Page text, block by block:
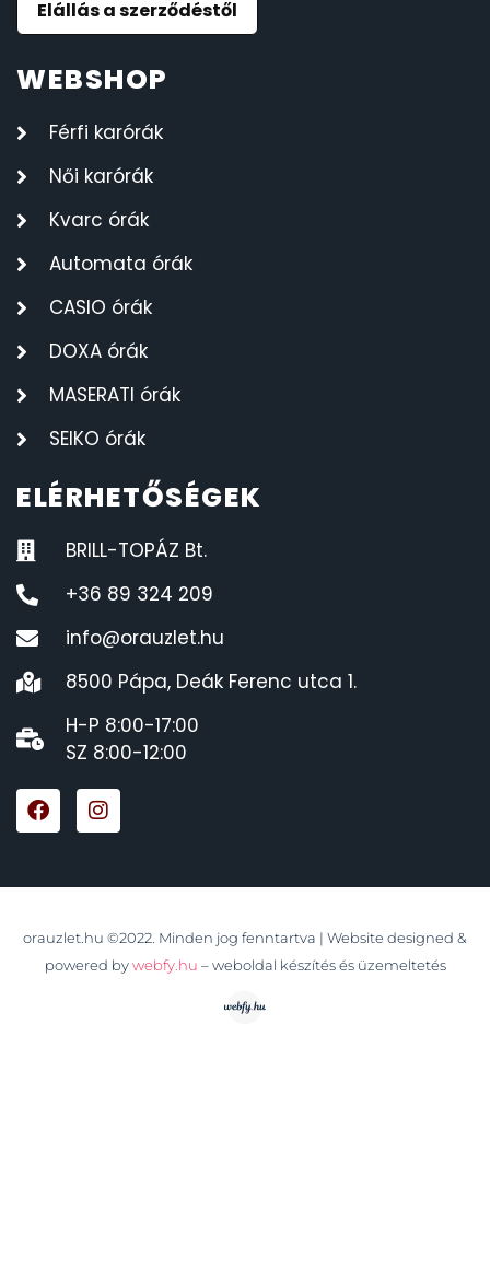
Elállás a szerződéstől
WEBSHOP
Férfi karórák
Női karórák
Kvarc órák
Automata órák
CASIO órák
DOXA órák
MASERATI órák
SEIKO órák
ELÉRHETŐSÉGEK
BRILL-TOPÁZ Bt.
+36 89 324 209
info@orauzlet.hu
8500 Pápa, Deák Ferenc utca 1.
H-P 8:00-17:00
SZ 8:00-12:00
orauzlet.hu ©2022. Minden jog fenntartva | Website designed &
powered by webfy.hu – weboldal készítés és üzemeltetés